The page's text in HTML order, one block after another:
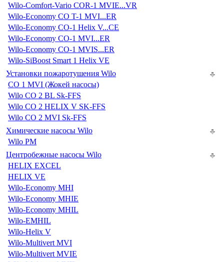
Wilo-Comfort-Vario COR-1 MVIE...VR
Wilo-Economy CO T-1 MVI...ER
Wilo-Economy CO-1 Helix V...CE
Wilo-Economy CO-1 MVI...ER
Wilo-Economy CO-1 MVIS...ER
Wilo-SiBoost Smart 1 Helix VE
Установки пожаротушения Wilo
CO 1 MVI (Жокей насосы)
Wilo CO 2 BL Sk-FFS
Wilo CO 2 HELIX V SK-FFS
Wilo CO 2 MVI Sk-FFS
Химические насосы Wilo
Wilo PM
Центробежные насосы Wilo
HELIX EXCEL
HELIX VE
Wilo-Economy MHI
Wilo-Economy MHIE
Wilo-Economy MHIL
Wilo-EMHIL
Wilo-Helix V
Wilo-Multivert MVI
Wilo-Multivert MVIE